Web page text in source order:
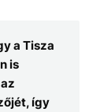
a Tisza
is
így